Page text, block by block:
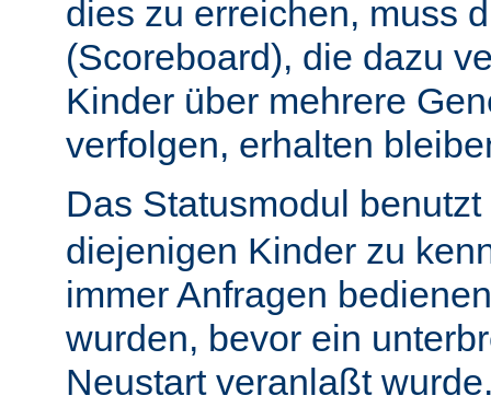
dies zu erreichen, muss
(Scoreboard), die dazu
Kinder über mehrere
verfolgen, erhalten
Das Statusmodul
diejenigen Kinder zu
immer Anfragen
wurden, bevor ein
Neustart veranlaßt